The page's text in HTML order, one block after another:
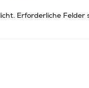
Erforderliche Felder